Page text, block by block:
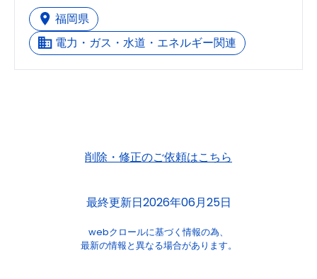
福岡県
電力・ガス・水道・エネルギー関連
削除・修正のご依頼はこちら
最終更新日2026年06月25日
webクロールに基づく情報の為、
最新の情報と異なる場合があります。